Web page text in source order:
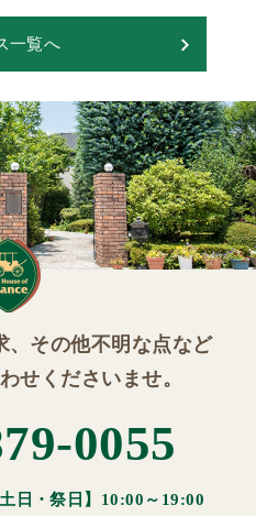
一覧へ
、その他不明な点など
せくださいませ。
0055
日・祭日】10:00～19:00